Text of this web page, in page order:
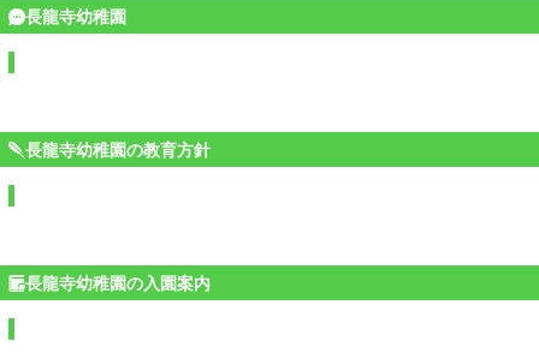
長龍寺幼稚園
長龍寺幼稚園の教育方針
長龍寺幼稚園の入園案内